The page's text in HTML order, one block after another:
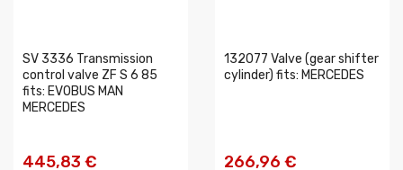
SV 3336 Transmission
control valve ZF S 6 85
fits: EVOBUS MAN
MERCEDES
445,83 €
132077 Valve (gear shifter
cylinder) fits: MERCEDES
266,96 €